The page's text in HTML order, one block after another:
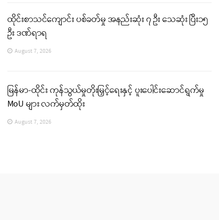
ထိုင်းစာသင်ကျောင်း ပစ်ခတ်မှု အနည်းဆုံး ၇ ဦး သေဆုံး ပြီး၁၅
ဦး ဒဏ်ရာရ
August 7, 2026
မြန်မာ-ထိုင်း ကုန်သွယ်မှုတိုးမြှင့်ရေးနှင့် ပူးပေါင်းဆောင်ရွက်မှု
MoU များ လက်မှတ်ထိုး
August 7, 2026